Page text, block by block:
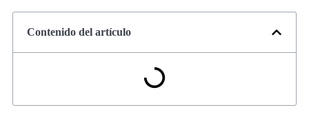
Contenido del artículo